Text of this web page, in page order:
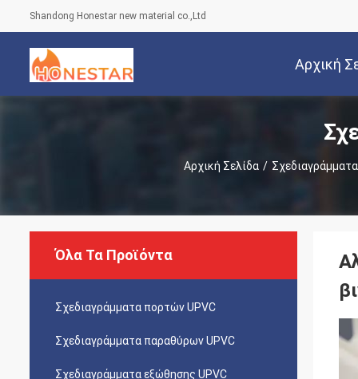
Shandong Honestar new material co.,Ltd
Αρχική
Αρχική Σελίδα /
Όλα Τα Προϊόντα
Σχεδιαγράμματα πορτών UPVC
Σχεδιαγράμματα παραθύρων UPVC
Σχεδιαγράμματα εξώθησης UPVC